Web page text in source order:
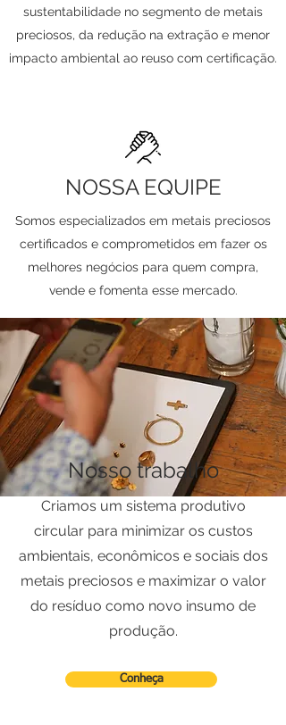
sustentabilidade no segmento de metais
preciosos, da redução na extração e menor
impacto ambiental ao reuso com certificação.
NOSSA EQUIPE
Somos especializados em metais preciosos
certificados e comprometidos em fazer os
melhores negócios para quem compra,
vende e fomenta esse mercado.
Nosso trabalho
Criamos um sistema produtivo
circular para minimizar os custos
ambientais, econômicos e sociais dos
metais preciosos e maximizar o valor
do resíduo como novo insumo de
produção.
Conheça